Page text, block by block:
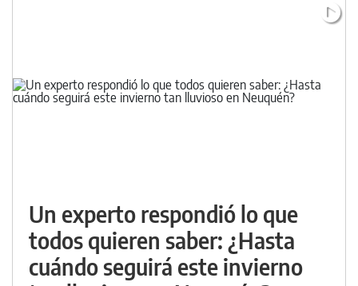
Un experto respondió lo que
todos quieren saber: ¿Hasta
cuándo seguirá este invierno